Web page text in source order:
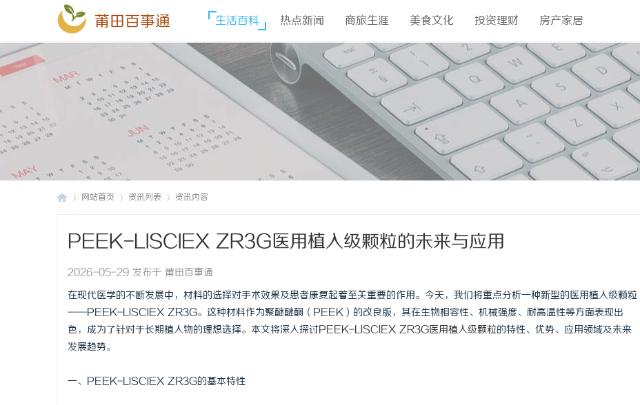
莆田百事通 生活百科 热点新闻 商旅生涯 美食文化 投资理财 房产家居
网站首页 资讯列表 资讯内容
PEEK-LISCIEX ZR3G医用植入级颗粒的未来与应用
2026-05-29 发布于 莆田百事通
在现代医学的不断发展中，材料的选择对手术效果及患者康复起着至关重要的作用。今天，我们将重点分析一种新型的医用植入级颗粒
——PEEK-LISCIEX ZR3G。这种材料作为聚醚醚酮（PEEK）的改良版，其在生物相容性、机械强度、耐高温性等方面表现出
色，成为了针对于长期植入物的理想选择。本文将深入探讨PEEK-LISCIEX ZR3G医用植入级颗粒的特性、优势、应用领域及未来
发展趋势。
一、PEEK-LISCIEX ZR3G的基本特性